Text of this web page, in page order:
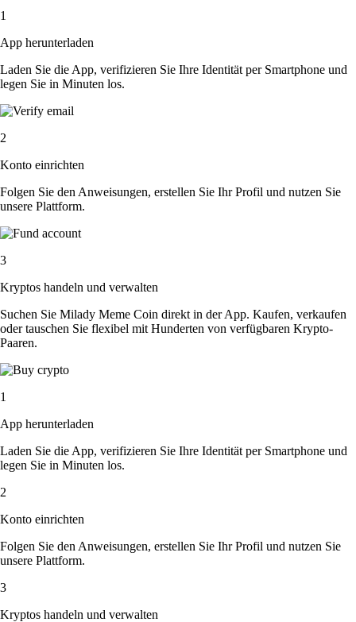
1
App herunterladen
Laden Sie die App, verifizieren Sie Ihre Identität per Smartphone und
legen Sie in Minuten los.
2
Konto einrichten
Folgen Sie den Anweisungen, erstellen Sie Ihr Profil und nutzen Sie
unsere Plattform.
3
Kryptos handeln und verwalten
Suchen Sie Milady Meme Coin direkt in der App. Kaufen, verkaufen
oder tauschen Sie flexibel mit Hunderten von verfügbaren Krypto-
Paaren.
1
App herunterladen
Laden Sie die App, verifizieren Sie Ihre Identität per Smartphone und
legen Sie in Minuten los.
2
Konto einrichten
Folgen Sie den Anweisungen, erstellen Sie Ihr Profil und nutzen Sie
unsere Plattform.
3
Kryptos handeln und verwalten